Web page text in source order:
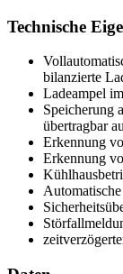
Technische
bilanzierte
Ladeampel
Speicherung
übertragbar
Erkennung
Erkennung